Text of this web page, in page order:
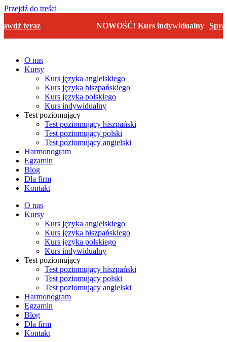
Przejdź do treści
teraz
NOWOŚĆ! Kurs indywidualny
O nas
Kursy
Kurs języka angielskiego
Kurs języka hiszpańskiego
Kurs języka polskiego
Kurs indywidualny
Test poziomujący
Test poziomujący hiszpański
Test poziomujący polski
Test poziomujący angielski
Harmonogram
Egzamin
Blog
Dla firm
Kontakt
O nas
Kursy
Kurs języka angielskiego
Kurs języka hiszpańskiego
Kurs języka polskiego
Kurs indywidualny
Test poziomujący
Test poziomujący hiszpański
Test poziomujący polski
Test poziomujący angielski
Harmonogram
Egzamin
Blog
Dla firm
Kontakt